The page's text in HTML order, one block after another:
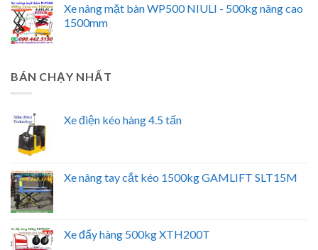
Xe nâng mặt bàn WP500 NIULI - 500kg nâng cao
1500mm
BÁN CHẠY NHẤT
Xe điện kéo hàng 4.5 tấn
Xe nâng tay cắt kéo 1500kg GAMLIFT SLT15M
Xe đẩy hàng 500kg XTH200T